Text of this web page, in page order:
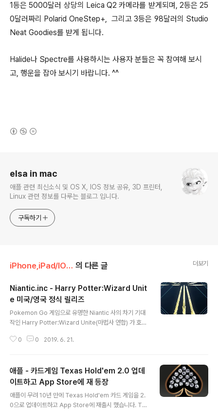
1등은 5000달러 상당의 Leica Q2 카메라를 받게되며, 2등은 25
0달러짜리 Polarid OneStep+, 그리고 3등은 98달러의 Studio
Neat Goodies를 받게 됩니다.
Halide나 Spectre를 사용하시는 사용자 분들은 꼭 참여해 보시
고, 행운을 잡아 보시기 바랍니다. ^^
elsa in mac
애플 관련 최신소식 및 OS X, IOS 정보 공유, 3D 프린터,
Linux 관련 정보를 다루는 블로그 입니다.
구독하기
iPhone,iPad/IOS 앱 의 다른 글 더보기
Niantic.inc - Harry Potter:Wizard Unit
e 미국/영국 정식 릴리즈
Pokemon Go 게임으로 유명한 Niantic 사의 차기 기대
작인 Harry Potter:Wizard Unite(마법사 연합) 가 호주
국과 영국 App Store에 공식적으로 오늘 출시되었습니
통해 아이템을 구매할 수 있습니다. 가장 비싼 Vault of G
old 는 무려 99.99달러(약 11만 5천원) 입니다. 와우~ P
oketmon Go의 공전의 히트를 능가할 수 있을런지 귀추
가 주목되는 가운데, 국내에서도 빠른 시일 내에 만날 수 있
0 0 2019. 6. 21.
애플 - 카드게임 Texas Hold'em 2.0 업데
이트하고 App Store에 재 등장
애플이 무려 10년 만에 Texas Hold'em 카드 게임을 2.
0으로 업데이트하고 App Store에 재출시 했습니다. Te